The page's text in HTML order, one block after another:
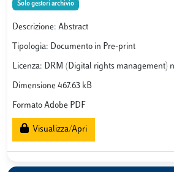
Solo gestori archivio
Descrizione: Abstract
Tipologia: Documento in Pre-print
Licenza: DRM (Digital rights management)
Dimensione 467.63 kB
Formato Adobe PDF
Visualizza/Apri